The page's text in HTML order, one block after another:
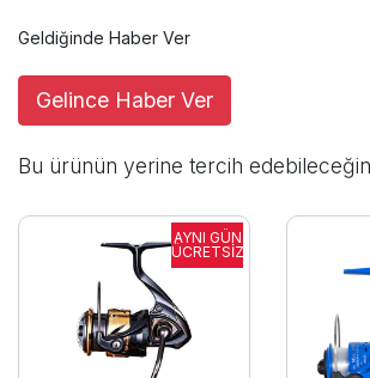
Geldiğinde Haber Ver
Gelince Haber Ver
Bu ürünün yerine tercih